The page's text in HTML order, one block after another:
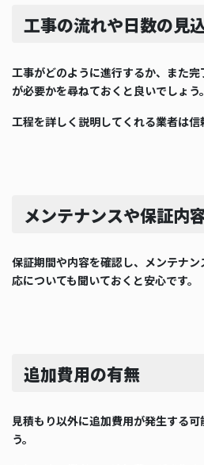
工事の流れや日数の見
工事がどのように進行するか、また
が必要かを尋ねておくと良いでしょう。
工程を詳しく説明してくれる業者は信
メンテナンスや保証内
保証期間や内容を確認し、メンテナ
応についても聞いておくと安心です。
追加費用の有無
見積もり以外に追加費用が発生する
う。